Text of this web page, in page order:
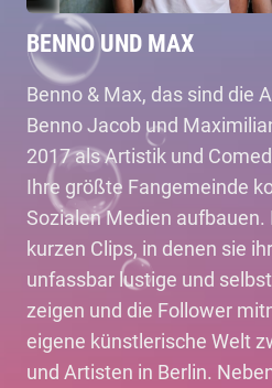
BENNO UND MAX
Benno & Max, das sind die
Benno Jacob und
2017 als Artistik und
Ihre größte Fangemeinde
Sozialen Medien aufbauen.
kurzen Clips, in denen sie
unfassbar lustige und
zeigen und die Follower
eigene künstlerische Welt
und Artisten in Berlin.